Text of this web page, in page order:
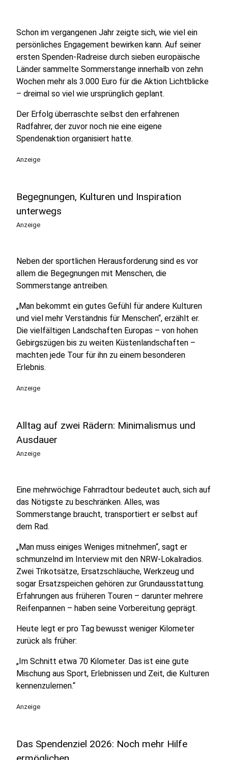
Schon im vergangenen Jahr zeigte sich, wie viel ein
persönliches Engagement bewirken kann. Auf seiner
ersten Spenden-Radreise durch sieben europäische
Länder sammelte Sommerstange innerhalb von zehn
Wochen mehr als 3.000 Euro für die Aktion Lichtblicke
– dreimal so viel wie ursprünglich geplant.
Der Erfolg überraschte selbst den erfahrenen
Radfahrer, der zuvor noch nie eine eigene
Spendenaktion organisiert hatte.
Anzeige
Begegnungen, Kulturen und Inspiration
unterwegs
Anzeige
Neben der sportlichen Herausforderung sind es vor
allem die Begegnungen mit Menschen, die
Sommerstange antreiben.
„Man bekommt ein gutes Gefühl für andere Kulturen
und viel mehr Verständnis für Menschen“, erzählt er.
Die vielfältigen Landschaften Europas – von hohen
Gebirgszügen bis zu weiten Küstenlandschaften –
machten jede Tour für ihn zu einem besonderen
Erlebnis.
Anzeige
Alltag auf zwei Rädern: Minimalismus und
Ausdauer
Anzeige
Eine mehrwöchige Fahrradtour bedeutet auch, sich auf
das Nötigste zu beschränken. Alles, was
Sommerstange braucht, transportiert er selbst auf
dem Rad.
„Man muss einiges Weniges mitnehmen“, sagt er
schmunzelnd im Interview mit den NRW-Lokalradios.
Zwei Trikotsätze, Ersatzschläuche, Werkzeug und
sogar Ersatzspeichen gehören zur Grundausstattung.
Erfahrungen aus früheren Touren – darunter mehrere
Reifenpannen – haben seine Vorbereitung geprägt.
Heute legt er pro Tag bewusst weniger Kilometer
zurück als früher:
„Im Schnitt etwa 70 Kilometer. Das ist eine gute
Mischung aus Sport, Erlebnissen und Zeit, die Kulturen
kennenzulernen.“
Anzeige
Das Spendenziel 2026: Noch mehr Hilfe